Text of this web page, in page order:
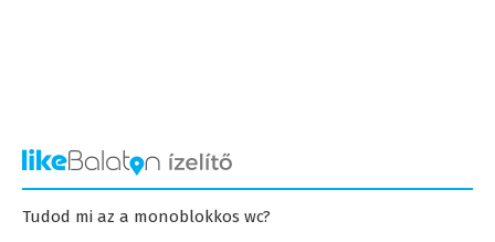
Tudod mi az a monoblokkos wc?